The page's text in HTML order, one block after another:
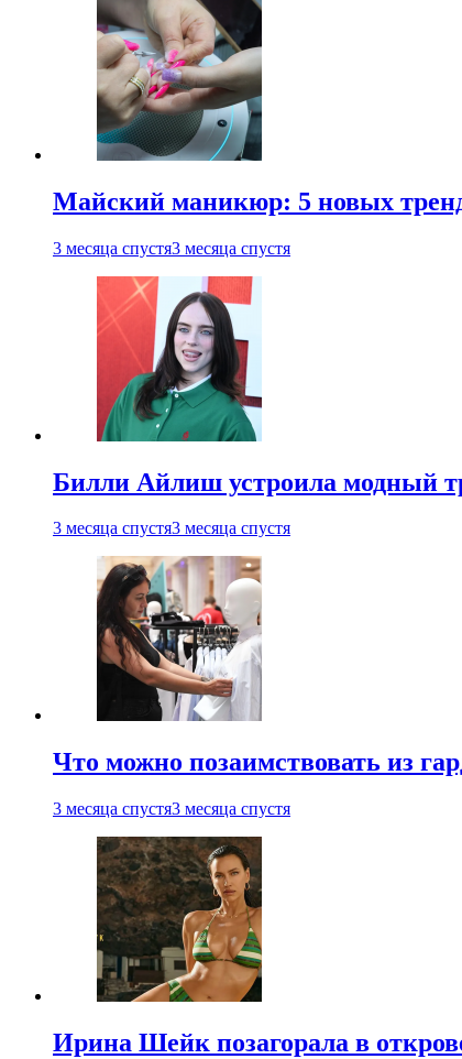
Майский маникюр: 5 новых
3 месяца спустя3 месяца спустя
Билли Айлиш устроила модный
3 месяца спустя3 месяца спустя
Что можно позаимствовать из
3 месяца спустя3 месяца спустя
Ирина Шейк позагорала в